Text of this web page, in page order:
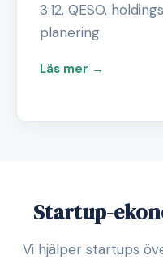
3:12, QESO,
planering.
Läs mer →
Startup-
Vi hjälper startups